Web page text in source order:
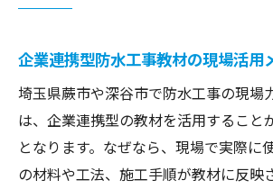
企業連携型防水工事教材の現場活用
埼玉県蕨市や深谷市で防水工事の現場
は、企業連携型の教材を活用すること
となります。なぜなら、現場で実際に
の材料や工法、施工手順が教材に反映